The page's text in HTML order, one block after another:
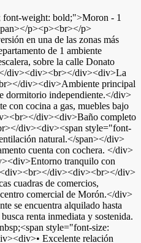
weight: bold;">Moron - 1
p><p><br></p>
en una de las zonas más
de 1 ambiente
sobre la calle Donato
div><div><br></div><div>La
div><div>Ambiente principal
dormitorio independiente.</div>
cocina a gas, muebles bajo
div><div>Baño completo
div><div><span style="font-
natural.</span></div>
cuenta con cochera. </div>
tranquilo con
div><div><br></div>
cuadras de comercios,
comercial de Morón.</div>
se encuentra alquilado hasta
renta inmediata y sostenida.
style="font-size:
Excelente relación